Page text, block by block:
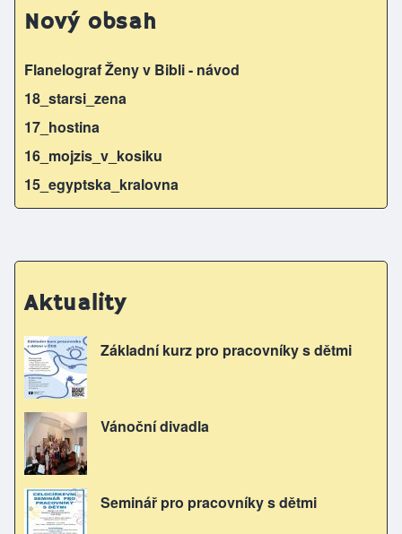
Nový obsah
Flanelograf Ženy v Bibli - návod
18_starsi_zena
17_hostina
16_mojzis_v_kosiku
15_egyptska_kralovna
Aktuality
Základní kurz pro pracovníky s dětmi
Vánoční divadla
Seminář pro pracovníky s dětmi